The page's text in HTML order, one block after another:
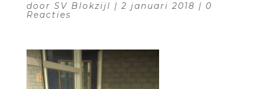
door SV Blokzijl | 2 januari 2018 | 0
Reacties